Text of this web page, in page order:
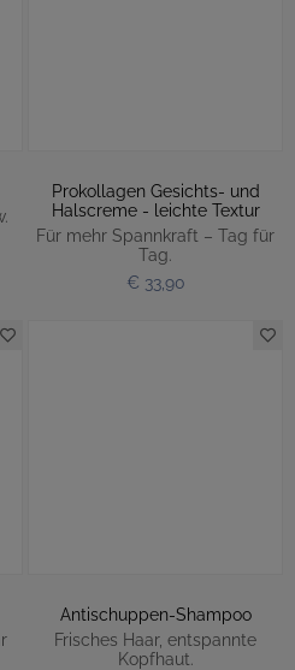
Prokollagen Gesichts- und
Halscreme - leichte Textur
Für mehr Spannkraft – Tag für
Tag.
€ 33,90
Antischuppen-Shampoo
Frisches Haar, entspannte
Kopfhaut.